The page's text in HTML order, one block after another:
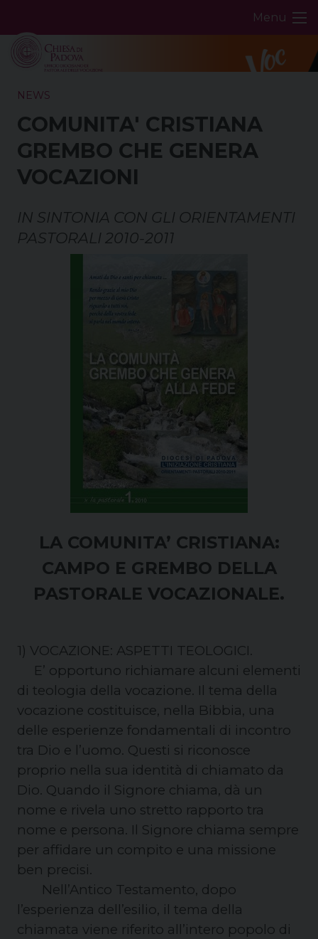
content
Menu
NEWS
COMUNITA' CRISTIANA
GREMBO CHE GENERA
VOCAZIONI
IN SINTONIA CON GLI ORIENTAMENTI
PASTORALI 2010-2011
LA COMUNITA’ CRISTIANA:
CAMPO E GREMBO DELLA
PASTORALE VOCAZIONALE.
1) VOCAZIONE: ASPETTI TEOLOGICI.
E’ opportuno richiamare alcuni elementi
di teologia della vocazione. Il tema della
vocazione costituisce, nella Bibbia, una
delle esperienze fondamentali di incontro
tra Dio e l’uomo. Questi si riconosce
proprio nella sua identità di chiamato da
Dio. Quando il Signore chiama, dà un
nome e rivela uno stretto rapporto tra
nome e persona. Il Signore chiama sempre
per affidare un compito e una missione
ben precisi.
Nell’Antico Testamento, dopo
l’esperienza dell’esilio, il tema della
chiamata viene riferito all’intero popolo di